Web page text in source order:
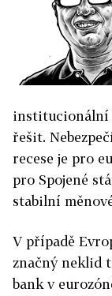
institucionální
řešit.
recese je pro
pro Spojené
stabilní
V případě
značný neklid
bank v